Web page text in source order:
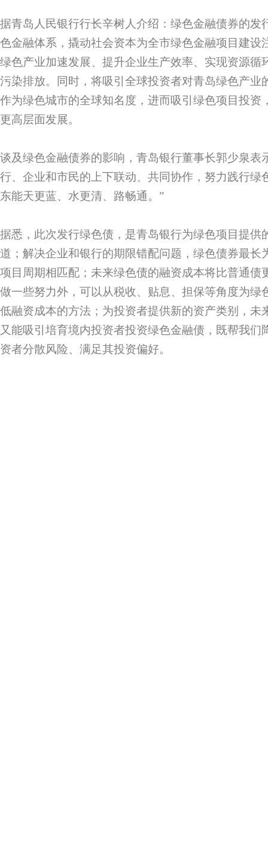
据青岛人民银行行长辛树人介绍：绿色金融债券的发
色金融体系，撬动社会资本为全市绿色金融项目建设
绿色产业加速发展、提升企业生产效率、实现资源循
污染排放。同时，将吸引全球投资者对青岛绿色产业
作为绿色城市的全球知名度，进而吸引绿色项目投资
更高层面发展。
谈及绿色金融债券的影响，青岛银行董事长郭少泉表
行、企业和市民的上下联动、共同协作，努力践行绿
东能天更蓝、水更清、路畅通。”
据悉，此次发行绿色债，是青岛银行为绿色项目提供
道；解决企业和银行的期限错配问题，绿色债券最长
项目周期相匹配；未来绿色债的融资成本将比普通债
做一些努力外，可以从税收、贴息、担保等角度为绿
低融资成本的方法；为投资者提供新的资产类别，未
又能吸引培育境内投资者投资绿色金融债，既帮我们
资者分散风险、满足其投资偏好。